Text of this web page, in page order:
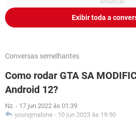
Exibir toda a
Conversas semelhantes
Como rodar GTA SA
Android 12?
Nz. - 17 jun 2022 às 01:39
youngmalone - 10 jun 2023 às 19:50